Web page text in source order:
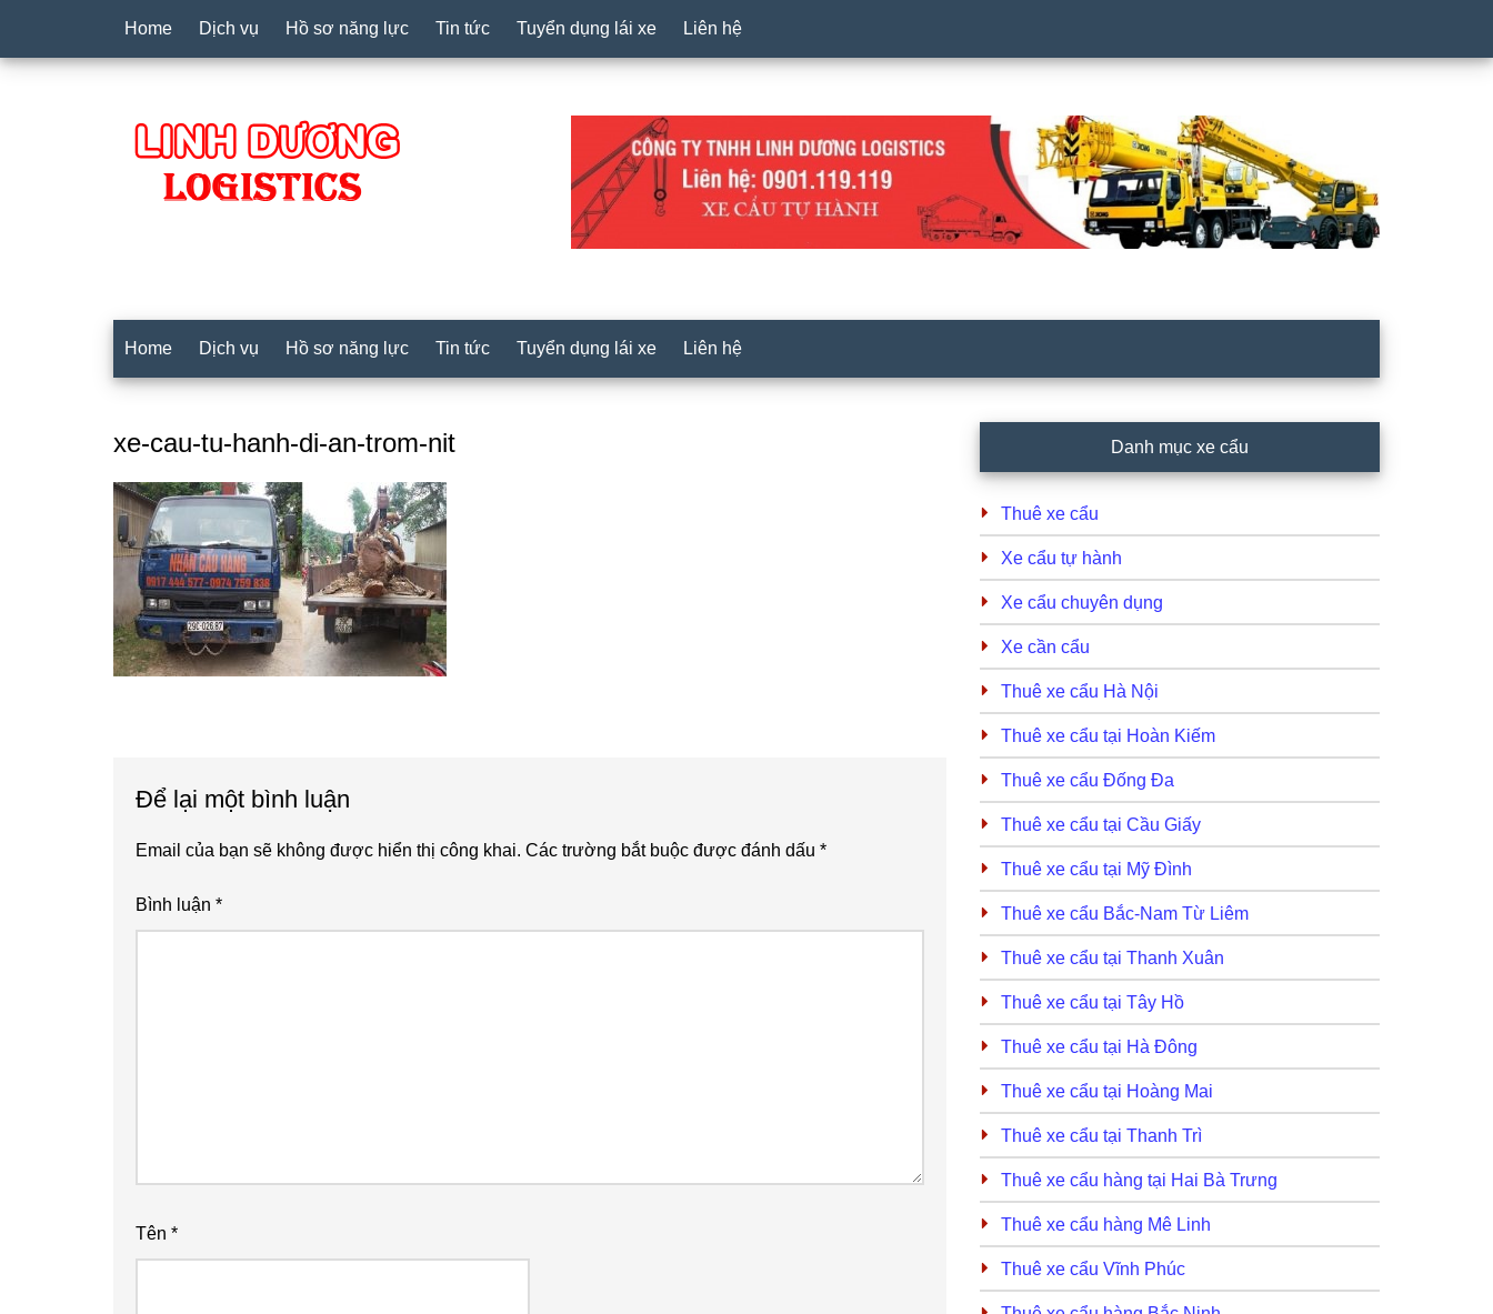
Home Dịch vụ Hồ sơ năng lực Tin tức Tuyển dụng lái xe Liên hệ
Home Dịch vụ Hồ sơ năng lực Tin tức Tuyển dụng lái xe Liên hệ
xe-cau-tu-hanh-di-an-trom-nit
Interactions
Để lại một bình luận
Email của bạn sẽ không được hiển thị công khai. Các trường bắt buộc được đánh dấu *
Bình luận *
Tên *
Sidebar
Danh mục xe cẩu
Thuê xe cẩu
Xe cẩu tự hành
Xe cẩu chuyên dụng
Xe cần cẩu
Thuê xe cẩu Hà Nội
Thuê xe cẩu tại Hoàn Kiếm
Thuê xe cẩu Đống Đa
Thuê xe cẩu tại Cầu Giấy
Thuê xe cẩu tại Mỹ Đình
Thuê xe cẩu Bắc-Nam Từ Liêm
Thuê xe cẩu tại Thanh Xuân
Thuê xe cẩu tại Tây Hồ
Thuê xe cẩu tại Hà Đông
Thuê xe cẩu tại Hoàng Mai
Thuê xe cẩu tại Thanh Trì
Thuê xe cẩu hàng tại Hai Bà Trưng
Thuê xe cẩu hàng Mê Linh
Thuê xe cẩu Vĩnh Phúc